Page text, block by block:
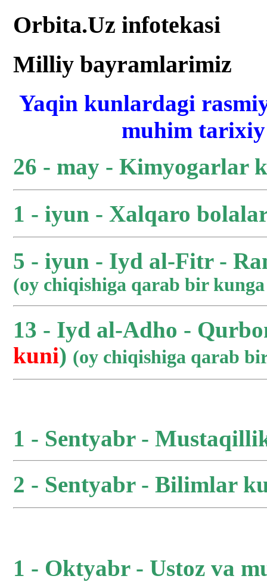
Orbita.Uz infotekasi
Milliy bayramlarimiz
Yaqin kunlardagi
muhim
26 - may - Kimyogarlar
1 - iyun - Xalqaro
5 - iyun - Iyd al-Fitr -
(oy chiqishiga qarab bir
13 - Iyd al-Adho -
kuni) (oy chiqishiga qarab
1 - Sentyabr -
2 - Sentyabr - Bilimlar
1 - Oktyabr - Ustoz va